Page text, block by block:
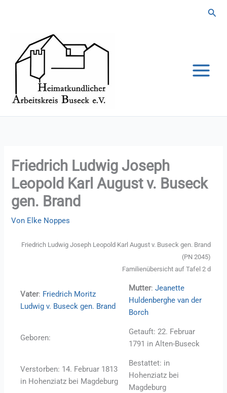
Friedrich Ludwig Joseph
Leopold Karl August v. Buseck
gen. Brand
Von Elke Noppes
Friedrich Ludwig Joseph Leopold Karl August v. Buseck gen. Brand
(PN 2045)
Familienübersicht auf Tafel 2 d
Vater: Friedrich Moritz
Ludwig v. Buseck gen. Brand
Mutter: Jeanette
Huldenberghe van der
Borch
Geboren:
Getauft: 22. Februar
1791 in Alten-Buseck
Verstorben: 14. Februar 1813
in Hohenziatz bei Magdeburg
Bestattet: in
Hohenziatz bei
Magdeburg